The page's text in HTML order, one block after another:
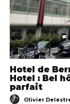
Hotel de
Hotel : Bel
parfait
Olivier